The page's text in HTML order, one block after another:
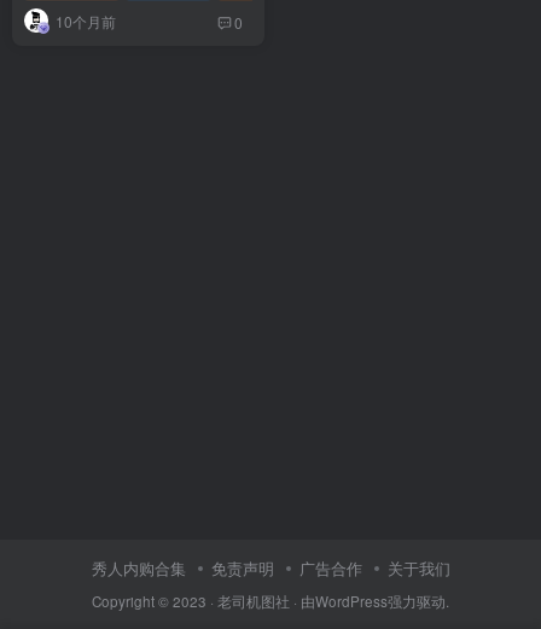
10个月前 0
秀人内购合集 免责声明 广告合作 关于我们
Copyright © 2023 · 老司机图社 · 由WordPress强力驱动.